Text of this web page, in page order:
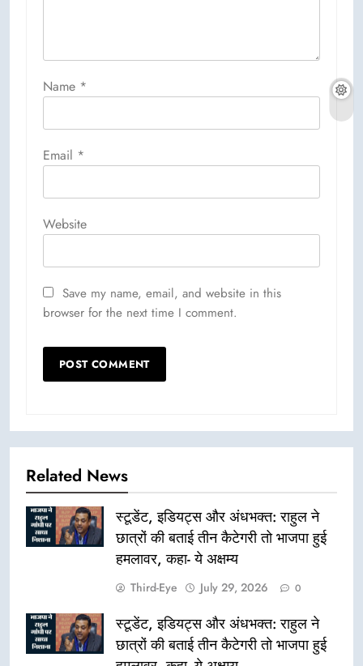
Name *
Email *
Website
Save my name, email, and website in this
browser for the next time I comment.
Related News
स्टूडेंट, इडियट्स और अंधभक्त: राहुल ने
छात्रों की बताई तीन कैटेगरी तो भाजपा हुई
हमलावर, कहा- ये अक्षम्य
Third-Eye July 29, 2026 0
स्टूडेंट, इडियट्स और अंधभक्त: राहुल ने
छात्रों की बताई तीन कैटेगरी तो भाजपा हुई